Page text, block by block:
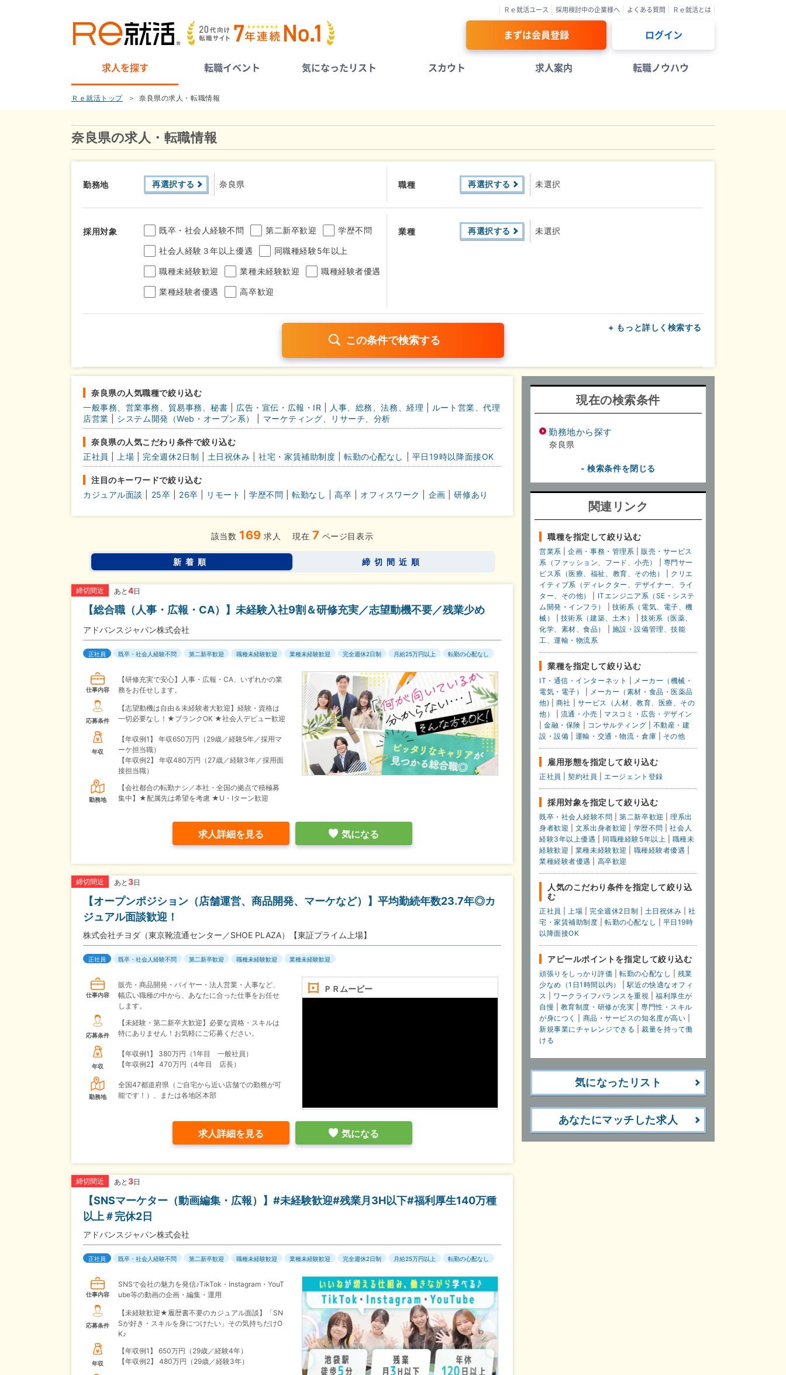
Ｒｅ就活ユース 採用検討中の企業様へ よくある質問 Ｒｅ就活とは
まずは会員登録 ログイン
求人を探す 転職イベント 気になったリスト スカウト 求人案内 転職ノウハウ
Ｒｅ就活トップ 奈良県の求人・転職情報
奈良県の求人・転職情報
勤務地 再選択する 奈良県 職種 再選択する 未選択
採用対象 既卒・社会人経験不問 第二新卒歓迎 学歴不問
社会人経験３年以上優遇 同職種経験5年以上
職種未経験歓迎 業種未経験歓迎 職種経験者優遇
業種経験者優遇 高卒歓迎
業種 再選択する 未選択
こだわり
条件
完全週休2日制
土日面接OK 書類選考なし
さらに詳しく検索したい方はこちら➤
+ もっと詳しく検索する
奈良県の人気職種で絞り込む
一般事務、営業事務、貿易事務、秘書
広告・宣伝・広報・IR 人事、総務、法務、経理
ルート営業、代理
店営業
システム開発（Web・オープン系） マーケティング、リサーチ、分析
奈良県の人気こだわり条件で絞り込む
正社員
上場 完全週休2日制 土日祝休み 社宅・家賃補助制度 転勤の心配なし 平日19時以降面接OK
注目のキーワードで絞り込む
カジュアル面談
25卒 26卒 リモート 学歴不問 転勤なし 高卒 オフィスワーク 企画 研修あり
該当数 169 求人 現在 7 ページ目表示
新着順 締切間近順
締切間近 あと 4日
【総合職（人事・広報・CA）】未経験入社9割＆研修充実／志望動機不要／残業少め
アドバンスジャパン株式会社
正社員 既卒・社会人経験不問 第二新卒歓迎 職種未経験歓迎 業種未経験歓迎 完全週休2日制 月給25万円以上 転勤の心配なし
仕事内容
【研修充実で安心】人事・広報・CA、いずれかの業
務をお任せします。
応募条件
【志望動機は自由＆未経験者大歓迎】経験・資格は
一切必要なし！★ブランクOK ★社会人デビュー歓迎
年収
【年収例1】
年収650万円（29歳／経験5年／採用マ
ーケ担当職）
【年収例2】
年収480万円（27歳／経験3年／採用面
接担当職）
勤務地
【会社都合の転勤ナシ／本社・全国の拠点で積極募
集中】★配属先は希望を考慮 ★U・Iターン歓迎
求人詳細を見る 気になる
締切間近 あと 3日
【オープンポジション（店舗運営、商品開発、マーケなど）】平均勤続年数23.7年◎カ
ジュアル面談歓迎！
株式会社チヨダ（東京靴流通センター／SHOE PLAZA）【東証プライム上場】
正社員 既卒・社会人経験不問 第二新卒歓迎 職種未経験歓迎 業種未経験歓迎
ＰＲムービー
仕事内容
販売・商品開発・バイヤー・法人営業・人事など、
幅広い職種の中から、あなたに合った仕事をお任せ
します。
応募条件
【未経験・第二新卒大歓迎】必要な資格・スキルは
特にありません！お気軽にご応募ください。
年収
【年収例1】
380万円（1年目 一般社員）
【年収例2】
470万円（4年目 店長）
勤務地
全国47都道府県（ご自宅から近い店舗での勤務が可
能です！）、または各地区本部
求人詳細を見る 気になる
締切間近 あと 3日
【SNSマーケター（動画編集・広報）】#未経験歓迎#残業月3H以下#福利厚生140万種
以上＃完休2日
アドバンスジャパン株式会社
正社員 既卒・社会人経験不問 第二新卒歓迎 職種未経験歓迎 業種未経験歓迎 完全週休2日制 月給25万円以上 転勤の心配なし
仕事内容
SNSで会社の魅力を発信♪TikTok・Instagram・YouT
ube等の動画の企画・編集・運用
応募条件
【未経験歓迎★履歴書不要のカジュアル面談】「SN
Sが好き・スキルを身につけたい」その気持ちだけO
K♪
年収
【年収例1】
650万円（29歳／経験4年）
【年収例2】
480万円（29歳／経験3年）
現在の検索条件
勤務地から探す
奈良県
- 検索条件を閉じる
関連リンク
職種を指定して絞り込む
営業系 企画・事務・管理系
販売・サービス
系（ファッション、フード、小売）
専門サー
ビス系（医療、福祉、教育、その他）
クリエ
イティブ系（ディレクター、デザイナー、ライ
ター、その他）
ITエンジニア系（SE・システ
ム開発・インフラ）
技術系（電気、電子、機
械）
技術系（建築、土木）
技術系（医薬、
化学、素材、食品）
施設・設備管理、技能
工、運輸・物流系
業種を指定して絞り込む
IT・通信・インターネット
メーカー（機械・
電気・電子）
メーカー（素材・食品・医薬品
他)
商社
サービス（人材、教育、医療、その
他）
流通・小売
マスコミ・広告・デザイン
金融・保険 コンサルティング
不動産・建
設・設備
運輸・交通・物流・倉庫 その他
雇用形態を指定して絞り込む
正社員 契約社員 エージェント登録
採用対象を指定して絞り込む
既卒・社会人経験不問 第二新卒歓迎
理系出
身者歓迎
文系出身者歓迎 学歴不問
社会人
経験3年以上優遇
同職種経験5年以上
職種未
経験歓迎
業種未経験歓迎 職種経験者優遇
業種経験者優遇
高卒歓迎
人気のこだわり条件を指定して絞り込
む
正社員 上場 完全週休2日制 土日祝休み
社
宅・家賃補助制度
転勤の心配なし
平日19時
以降面接OK
アピールポイントを指定して絞り込む
頑張りをしっかり評価 転勤の心配なし
残業
少なめ（1日1時間以内）
駅近の快適なオフィ
ス
ワークライフバランスを重視
福利厚生が
自慢
教育制度・研修が充実
専門性・スキル
が身につく
商品・サービスの知名度が高い
新規事業にチャレンジできる
裁量を持って働
ける
気になったリスト
あなたにマッチした求人